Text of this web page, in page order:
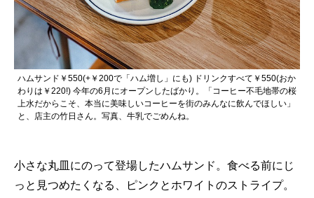
ハムサンド￥550(+￥200で「ハム増し」にも) ドリンクすべて￥550(おか
わりは￥220!) 今年の6月にオープンしたばかり。「コーヒー不毛地帯の桜
上水だからこそ、本当に美味しいコーヒーを街のみんなに飲んでほしい」
と、店主の竹日さん。写真、牛乳でごめんね。
小さな丸皿にのって登場したハムサンド。食べる前にじ
っと見つめたくなる、ピンクとホワイトのストライプ。